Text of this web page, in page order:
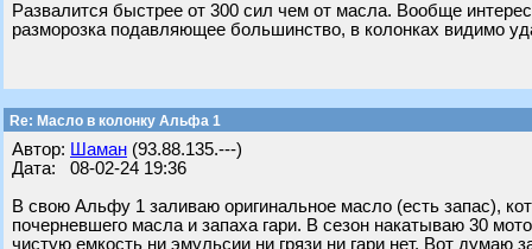
Развалится быстрее от 300 сил чем от масла. Вообще
разморозка подавляющее большинство, в колонках видимо
Re: Масло в колонку Альфа 1
Автор: Шаман (93.88.135.---)
Дата: 08-02-24 19:36
В свою Альфу 1 заливаю оригинальное масло (есть запас),
почерневшего масла и запаха гари. В сезон накатываю 30
чистую емкость ни эмульсии ни грязи ни гари нет. Вот думаю